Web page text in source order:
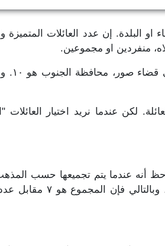
البلدة. إن عدد العائلات المتميزة
منفردين او مجموعين.
لقد رأينا أن عدد العائلات
لكن عندما نريد اختيار العائلات
أنه عندما يتم تجميعها حسب